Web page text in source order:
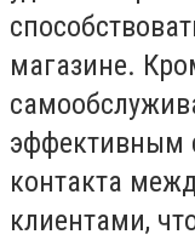
магазине.
эффективным
контакта
клиентами,